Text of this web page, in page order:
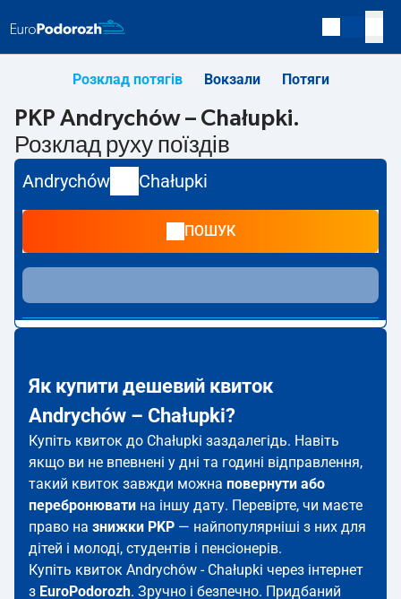
Розклад потягів Вокзали Потяги
PKP Andrychów – Chałupki.
Розклад руху поїздів
Andrychów Chałupki
ПОШУК
Як купити дешевий квиток
Andrychów – Chałupki?
Купіть квиток до Chałupki заздалегідь. Навіть
якщо ви не впевнені у дні та годині відправлення,
такий квиток завжди можна повернути або
перебронювати на іншу дату. Перевірте, чи маєте
право на знижки PKP — найпопулярніші з них для
дітей і молоді, студентів і пенсіонерів.
Купіть квиток Andrychów - Chałupki через інтернет
з EuroPodorozh. Зручно і безпечно. Придбаний